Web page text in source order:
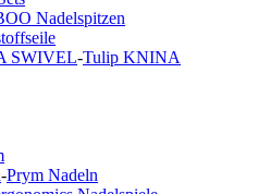
Nadelspitzen
SWIVEL-Tulip KNINA
-Prym Nadeln